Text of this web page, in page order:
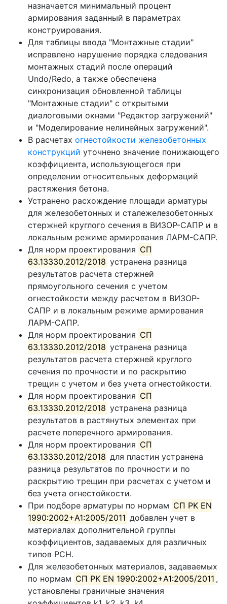
назначается минимальный процент
армирования заданный в параметрах
конструирования.
Для таблицы ввода "Монтажные стадии"
исправлено нарушение порядка следования
монтажных стадий после операций
Undo/Redo, а также обеспечена
синхронизация обновленной таблицы
"Монтажные стадии" с открытыми
диалоговыми окнами "Редактор загружений"
и "Моделирование нелинейных загружений".
В расчетах огнестойкости железобетонных
конструкций уточнено значение понижающего
коэффициента, использующегося при
определении относительных деформаций
растяжения бетона.
Устранено расхождение площади арматуры
для железобетонных и сталежелезобетонных
стержней круглого сечения в ВИЗОР-САПР и в
локальным режиме армирования ЛАРМ-САПР.
Для норм проектирования СП
63.13330.2012/2018 устранена разница
результатов расчета стержней
прямоугольного сечения с учетом
огнестойкости между расчетом в ВИЗОР-
САПР и в локальным режиме армирования
ЛАРМ-САПР.
Для норм проектирования СП
63.13330.2012/2018 устранена разница
результатов расчета стержней круглого
сечения по прочности и по раскрытию
трещин с учетом и без учета огнестойкости.
Для норм проектирования СП
63.13330.2012/2018 устранена разница
результатов в растянутых элементах при
расчете поперечного армирования.
Для норм проектирования СП
63.13330.2012/2018 для пластин устранена
разница результатов по прочности и по
раскрытию трещин при расчетах с учетом и
без учета огнестойкости.
При подборе арматуры по нормам СП PK EN
1990:2002+A1:2005/2011 добавлен учет в
материалах дополнительной группы
коэффициентов, задаваемых для различных
типов РСН.
Для железобетонных материалов, задаваемых
по нормам СП PK EN 1990:2002+A1:2005/2011 ,
установлены граничные значения